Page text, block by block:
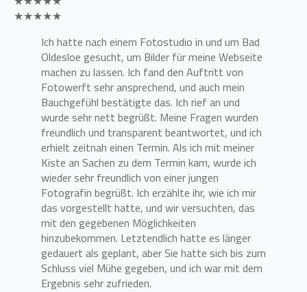
★★★★★
Ich hatte nach einem Fotostudio in und um Bad
Oldesloe gesucht, um Bilder für meine Webseite
machen zu lassen. Ich fand den Auftritt von
Fotowerft sehr ansprechend, und auch mein
Bauchgefühl bestätigte das. Ich rief an und
wurde sehr nett begrüßt. Meine Fragen wurden
freundlich und transparent beantwortet, und ich
erhielt zeitnah einen Termin. Als ich mit meiner
Kiste an Sachen zu dem Termin kam, wurde ich
wieder sehr freundlich von einer jungen
Fotografin begrüßt. Ich erzählte ihr, wie ich mir
das vorgestellt hatte, und wir versuchten, das
mit den gegebenen Möglichkeiten
hinzubekommen. Letztendlich hatte es länger
gedauert als geplant, aber Sie hatte sich bis zum
Schluss viel Mühe gegeben, und ich war mit dem
Ergebnis sehr zufrieden.